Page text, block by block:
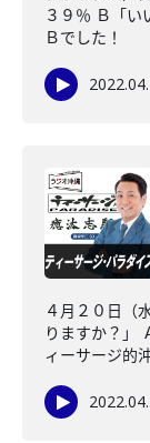
３９％ Ｂ「い
Ｂでした！
４月２０日（
りますか？」
ィーサージ的